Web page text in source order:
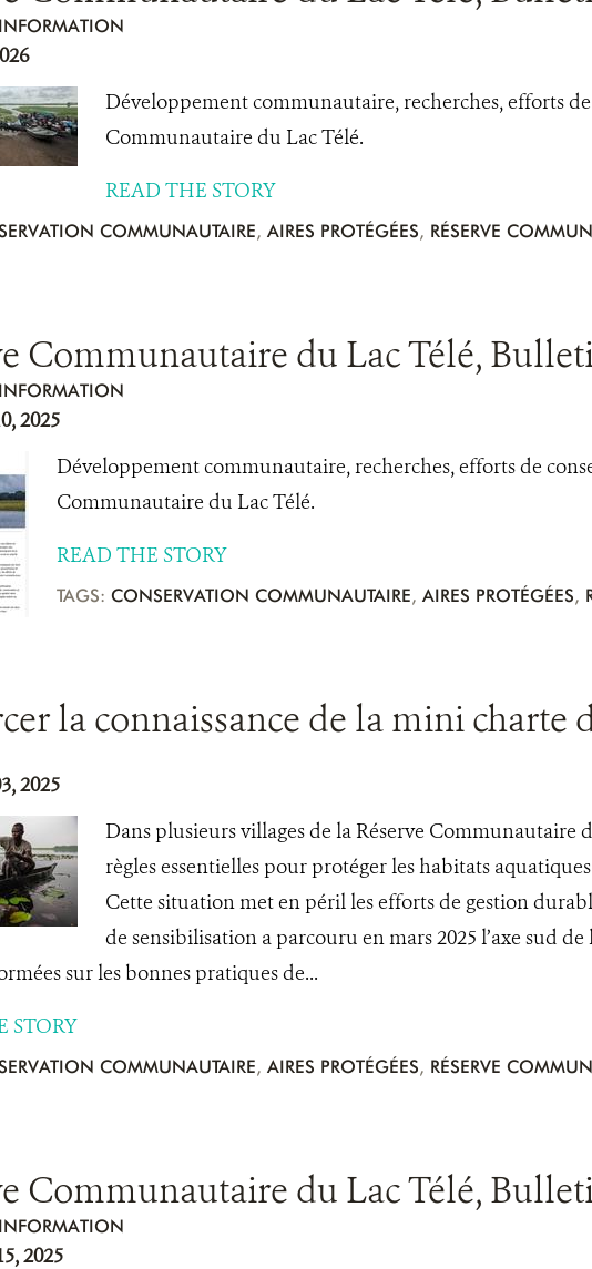
Développement communautaire, recherches, efforts
Communautaire du Lac Télé.
READ THE STORY
COMMUNAUTAIRE, AIRES PROTÉGÉES, RÉSERVE
Communautaire du Lac Télé,
2025
Développement communautaire, recherches, efforts de
Communautaire du Lac Télé.
READ THE STORY
TAGS: CONSERVATION COMMUNAUTAIRE, AIRES PROTÉGÉES,
la connaissance de la mini charte
2025
Dans plusieurs villages de la Réserve
règles essentielles pour protéger les habitats
Cette situation met en péril les efforts de gestion
de sensibilisation a parcouru en mars 2025 l’axe sud
sur les bonnes pratiques de...
STORY
COMMUNAUTAIRE, AIRES PROTÉGÉES, RÉSERVE
Communautaire du Lac Télé,
2025